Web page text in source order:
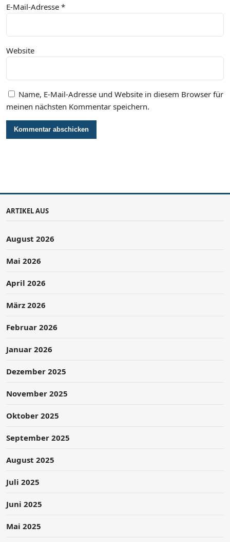
E-Mail-Adresse *
Website
Name, E-Mail-Adresse und Website in diesem Browser für
meinen nächsten Kommentar speichern.
ARTIKEL AUS
August 2026
Mai 2026
April 2026
März 2026
Februar 2026
Januar 2026
Dezember 2025
November 2025
Oktober 2025
September 2025
August 2025
Juli 2025
Juni 2025
Mai 2025